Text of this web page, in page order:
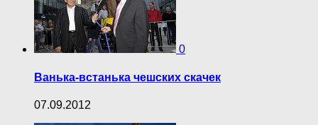
0
Ванька-встанька чешских скачек
07.09.2012